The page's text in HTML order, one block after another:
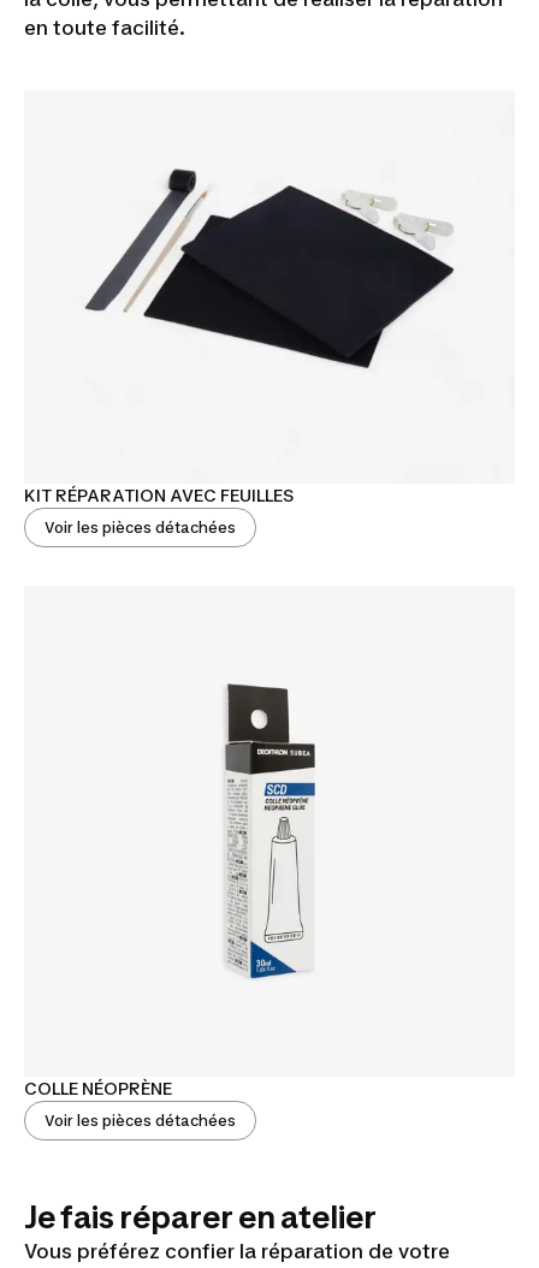
en toute facilité.
KIT RÉPARATION AVEC FEUILLES
Voir les pièces détachées
COLLE NÉOPRÈNE
Voir les pièces détachées
Je fais réparer en atelier
Vous préférez confier la réparation de votre